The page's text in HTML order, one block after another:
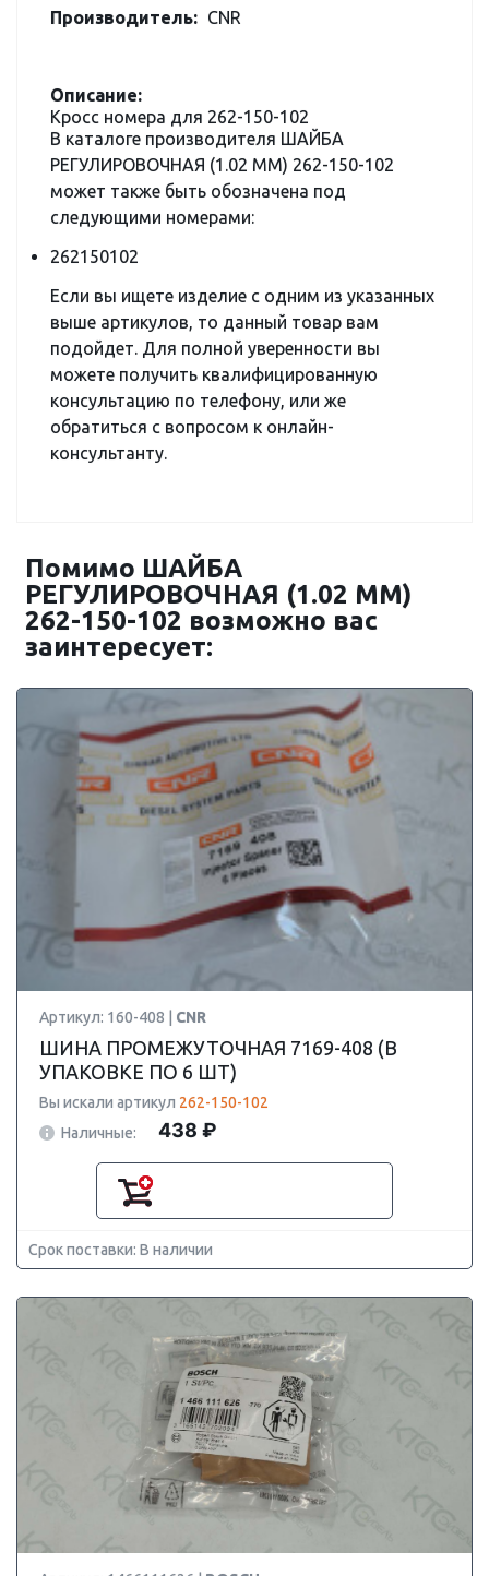
Производитель: CNR
Описание:
Кросс номера для 262-150-102
В каталоге производителя ШАЙБА
РЕГУЛИРОВОЧНАЯ (1.02 MM) 262-150-102
может также быть обозначена под
следующими номерами:
262150102
Если вы ищете изделие с одним из указанных
выше артикулов, то данный товар вам
подойдет. Для полной уверенности вы
можете получить квалифицированную
консультацию по телефону, или же
обратиться с вопросом к онлайн-
консультанту.
Помимо ШАЙБА
РЕГУЛИРОВОЧНАЯ (1.02 MM)
262-150-102 возможно вас
заинтересует:
Артикул: 160-408 | CNR
ШИНА ПРОМЕЖУТОЧНАЯ 7169-408 (В
УПАКОВКЕ ПО 6 ШТ)
Вы искали артикул 262-150-102
Наличные:
438 ₽
Срок поставки: В наличии